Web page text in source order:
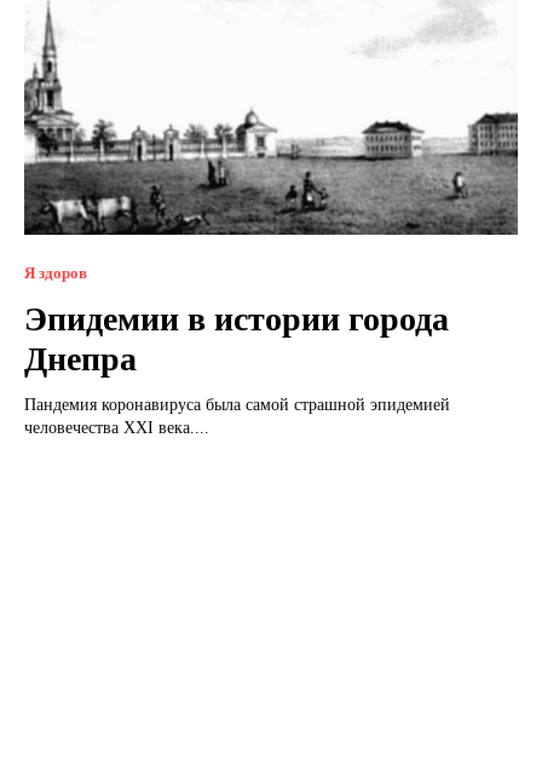
Я здоров
Эпидемии в истории города
Днепра
Пандемия коронавируса была самой страшной эпидемией
человечества XXI века....